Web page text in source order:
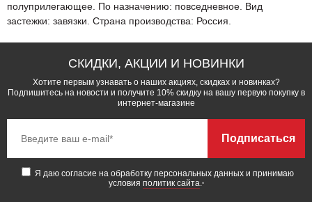
полуприлегающее. По назначению: повседневное. Вид
застежки: завязки. Страна производства: Россия.
СКИДКИ, АКЦИИ И НОВИНКИ
Хотите первым узнавать о наших акциях, скидках и новинках?
Подпишитесь на новости и получите 10% скидку на вашу первую покупку в
интернет-магазине
Я даю согласие на обработку персональных данных и принимаю
условия политик сайта.*
Подписаться